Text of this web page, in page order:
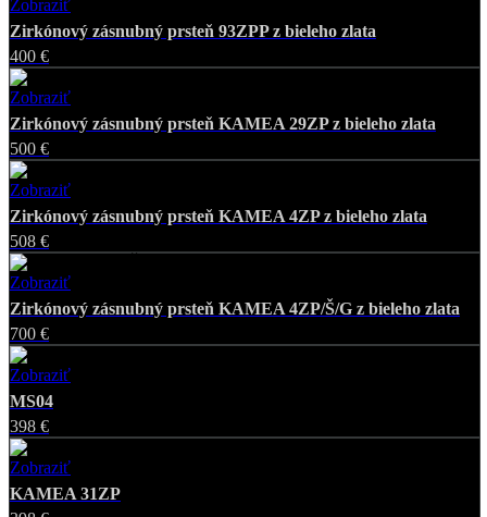
Zobraziť
Zirkónový zásnubný prsteň 93ZPP z bieleho zlata
400 €
Zobraziť
Zirkónový zásnubný prsteň KAMEA 29ZP z bieleho zlata
500 €
Zobraziť
Zirkónový zásnubný prsteň KAMEA 4ZP z bieleho zlata
508 €
Zobraziť
Zirkónový zásnubný prsteň KAMEA 4ZP/Š/G z bieleho zlata
700 €
Zobraziť
MS04
398 €
Zobraziť
KAMEA 31ZP